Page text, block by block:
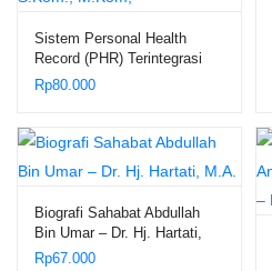
Sistem Personal Health
Record (PHR) Terintegrasi
dan Berbasis Mobile di
Indonesia – Dr. Nabila Clydea
Rp80.000
Biografi Sahabat Abdullah
Bin Umar – Dr. Hj. Hartati,
M.A.
Rp67.000